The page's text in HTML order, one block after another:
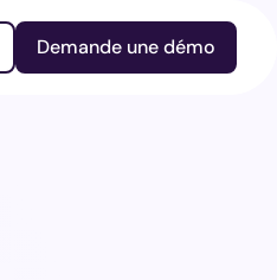
Demande une démo
Demande une démo